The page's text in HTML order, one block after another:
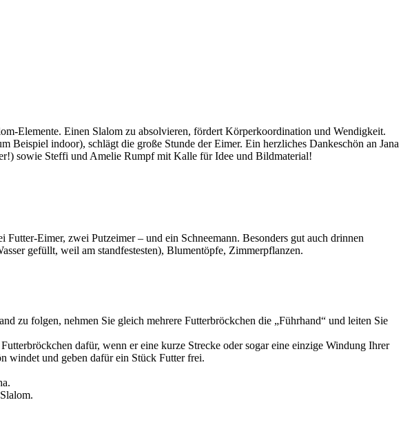
Elemente. Einen Slalom zu absolvieren, fördert Körperkoordination und Wendigkeit.
Beispiel indoor), schlägt die große Stunde der Eimer. Ein herzliches Dankeschön an Jana
sowie Steffi und Amelie Rumpf mit Kalle für Idee und Bildmaterial!
Eimer, zwei Putzeimer – und ein Schneemann. Besonders gut auch drinnen
gefüllt, weil am standfestesten), Blumentöpfe, Zimmerpflanzen.
zu folgen, nehmen Sie gleich mehrere Futterbröckchen die „Führhand“ und leiten Sie
dafür, wenn er eine kurze Strecke oder sogar eine einzige Windung Ihrer
windet und geben dafür ein Stück Futter frei.